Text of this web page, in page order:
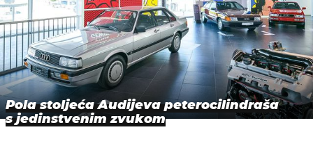
Pola stoljeća Audijeva peterocilindraša
s jedinstvenim zvukom